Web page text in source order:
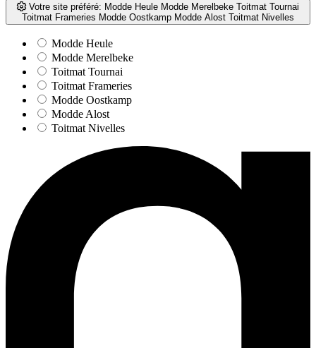
Votre site préféré: Modde Heule Modde Merelbeke Toitmat Tournai
Toitmat Frameries Modde Oostkamp Modde Alost Toitmat Nivelles
Modde Heule
Modde Merelbeke
Toitmat Tournai
Toitmat Frameries
Modde Oostkamp
Modde Alost
Toitmat Nivelles